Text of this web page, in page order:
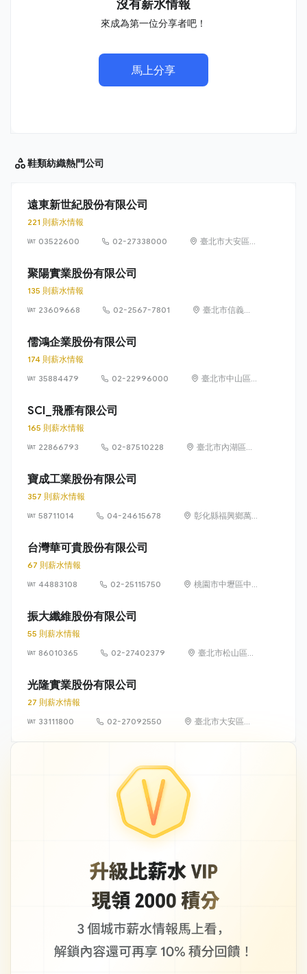
沒有薪水情報
來成為第一位分享者吧！
馬上分享
鞋類紡織熱門公司
遠東新世紀股份有限公司
221 則薪水情報
03522600
02-27338000
臺北市大安區敦
聚陽實業股份有限公司
135 則薪水情報
23609668
02-2567-7801
臺北市信義區
儒鴻企業股份有限公司
174 則薪水情報
35884479
02-22996000
臺北市中山區
SCI_飛雁有限公司
165 則薪水情報
22866793
02-87510228
臺北市內湖區瑞
寶成工業股份有限公司
357 則薪水情報
58711014
04-24615678
彰化縣福興鄉萬
台灣華可貴股份有限公司
67 則薪水情報
44883108
02-25115750
桃園市中壢區中
振大纖維股份有限公司
55 則薪水情報
86010365
02-27402379
臺北市松山區復
光隆實業股份有限公司
27 則薪水情報
33111800
02-27092550
臺北市大安區敦